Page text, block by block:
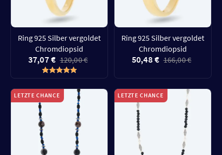
Ring 925 Silber vergoldet
Chromdiopsid
37,07 € 120,00 €
Ring 925 Silber vergoldet
Chromdiopsid
50,48 € 166,00 €
LETZTE CHANCE LETZTE CHANCE